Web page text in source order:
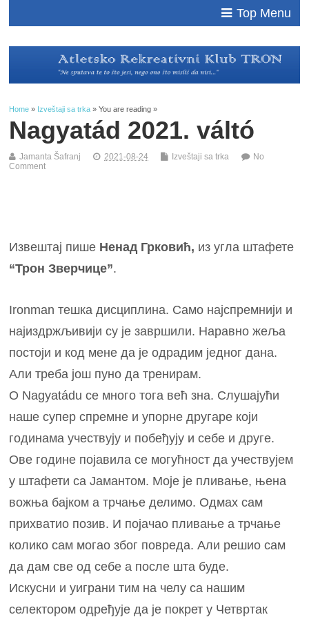
Top Menu
Home » Izveštaji sa trka » You are reading »
Nagyatád 2021. váltó
Jamanta Šafranj 2021-08-24 Izveštaji sa trka
No
Comment
Извештај пише Ненад Грковић, из угла штафете
“Трон Зверчице”.
Ironman тешка дисциплина. Само најспремнији и
најиздржљивији су је завршили. Наравно жеља
постоји и код мене да је одрадим једног дана.
Али треба још пуно да тренирам.
О Nagyatádu се много тога већ зна. Слушајући
наше супер спремне и упорне другаре који
годинама учествују и побеђују и себе и друге.
Ове године појавила се могућност да учествујем
у штафети са Јамантом. Моје је пливање, њена
вожња бајком а трчање делимо. Одмах сам
прихватио позив. И појачао пливање а трчање
колико сам могао због повреда. Али решио сам
да дам све од себе а после шта буде.
Искусни и уиграни тим на челу са нашим
селектором одређује да је покрет у Четвртак